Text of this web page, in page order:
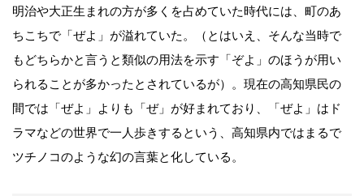
明治や大正生まれの方が多くを占めていた時代には、町のあ
ちこちで「ぜよ」が溢れていた。（とはいえ、そんな当時で
もどちらかと言うと類似の用法を示す「ぞよ」のほうが用い
られることが多かったとされているが）。現在の高知県民の
間では「ぜよ」よりも「ぜ」が好まれており、「ぜよ」はド
ラマなどの世界で一人歩きするという、高知県内ではまるで
ツチノコのような幻の言葉と化している。